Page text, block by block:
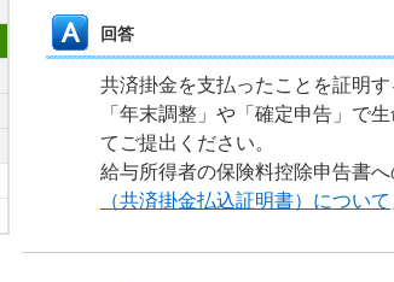
回答
共済掛金を支払ったことを証明す
「年末調整」や「確定申告」で
てご提出ください。
給与所得者の保険料控除申告書
（共済掛金払込証明書）について